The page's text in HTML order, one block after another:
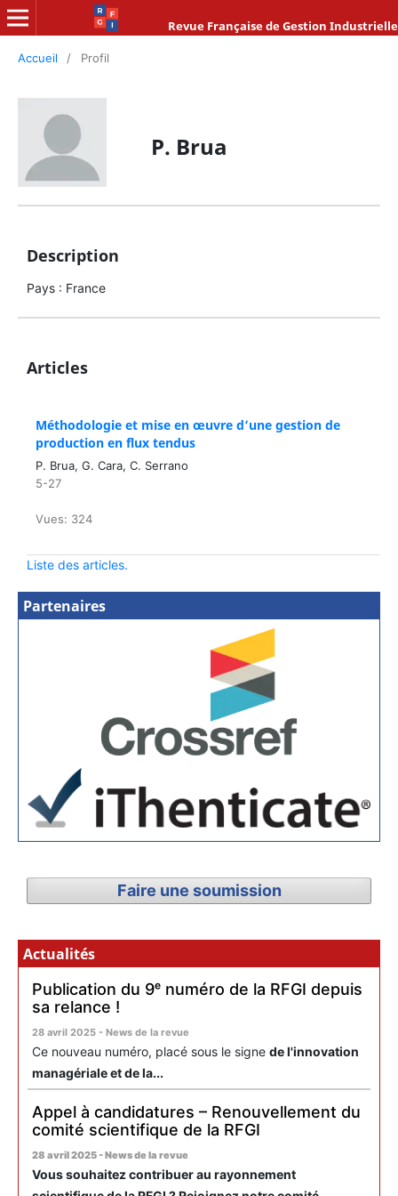
Revue Française de Gestion Industrielle
Accueil / Profil
P. Brua
Description
Pays : France
Articles
Méthodologie et mise en œuvre d’une gestion de
production en flux tendus
P. Brua, G. Cara, C. Serrano
5-27
Vues: 324
Liste des articles.
Partenaires
Faire une soumission
Actualités
Publication du 9ᵉ numéro de la RFGI depuis
sa relance !
28 avril 2025 - News de la revue
Ce nouveau numéro, placé sous le signe de l'innovation
managériale et de la...
Appel à candidatures – Renouvellement du
comité scientifique de la RFGI
28 avril 2025 - News de la revue
Vous souhaitez contribuer au rayonnement